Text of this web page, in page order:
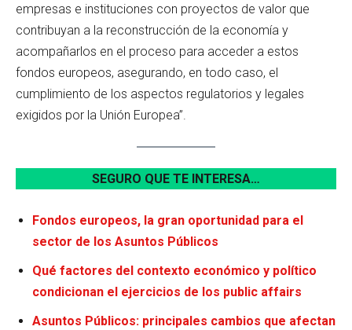
empresas e instituciones con proyectos de valor que
contribuyan a la reconstrucción de la economía y
acompañarlos en el proceso para acceder a estos
fondos europeos, asegurando, en todo caso, el
cumplimiento de los aspectos regulatorios y legales
exigidos por la Unión Europea”.
SEGURO QUE TE INTERESA…
Fondos europeos, la gran oportunidad para el
sector de los Asuntos Públicos
Qué factores del contexto económico y político
condicionan el ejercicios de los public affairs
Asuntos Públicos: principales cambios que afectan